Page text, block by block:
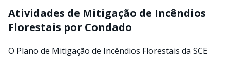
Atividades de Mitigação de Incêndios
Florestais por Condado
O Plano de Mitigação de Incêndios Florestais da SCE